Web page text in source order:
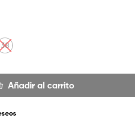
38
Añadir al carrito